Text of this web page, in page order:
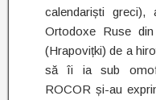
calendariști greci),
Ortodoxe Ruse
(Hrapovițki) de a
să îi ia sub
ROCOR și-au